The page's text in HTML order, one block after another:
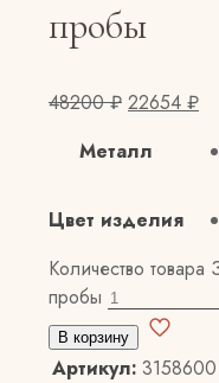
пробы
48200₽ 22654 ₽
Металл
Цвет изделия
Количество товара
пробы
В корзину
Артикул: 3158600